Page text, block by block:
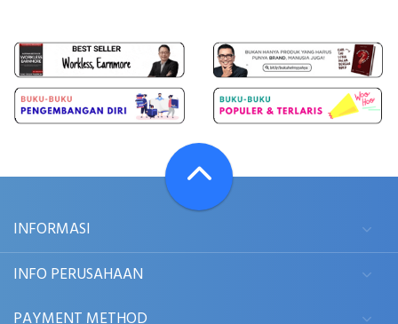
INFORMASI
INFO PERUSAHAAN
PAYMENT METHOD